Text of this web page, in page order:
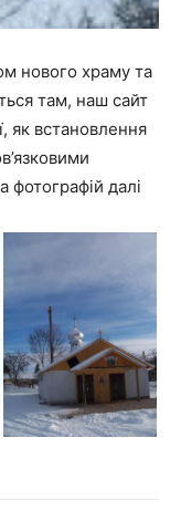
нового храму та
там, наш сайт
як встановлення
фотографій далі